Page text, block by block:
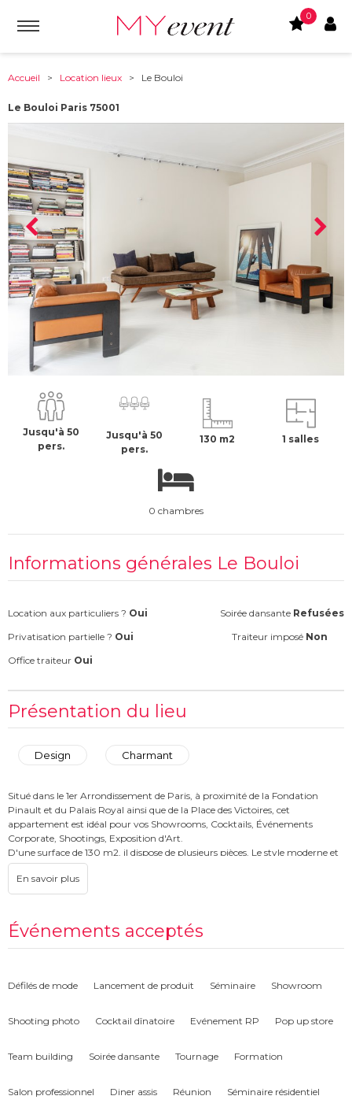
0
Accueil > Location lieux > Le Bouloi
Le Bouloi Paris 75001
75001
Jusqu'à 50
pers.
Jusqu'à 50
pers.
130 m2 1 salles
0 chambres
Informations générales Le Bouloi
Location aux particuliers ? Oui Soirée dansante Refusées
Privatisation partielle ? Oui Traiteur imposé Non
Office traiteur Oui
Présentation du lieu
Design Charmant
Situé dans le 1er Arrondissement de Paris, à proximité de la Fondation
Pinault et du Palais Royal ainsi que de la Place des Victoires, cet
appartement est idéal pour vos Showrooms, Cocktails, Événements
Corporate, Shootings, Exposition d'Art.
D'une surface de 130 m2, il dispose de plusieurs pièces. Le style moderne et
contemporain avec des murs blans, un sol blanc et des moulures garanti
une ambiance neutre et élégante.
appartement est idéal pour les marques et les artistes à la recherche d'un
lieu facilement exploitable au centre de Paris et des monuments
historiques.
Événements acceptés
Défilés de mode Lancement de produit Séminaire Showroom
Shooting photo Cocktail dînatoire Evénement RP Pop up store
Team building Soirée dansante Tournage Formation
Salon professionnel Diner assis Réunion Séminaire résidentiel